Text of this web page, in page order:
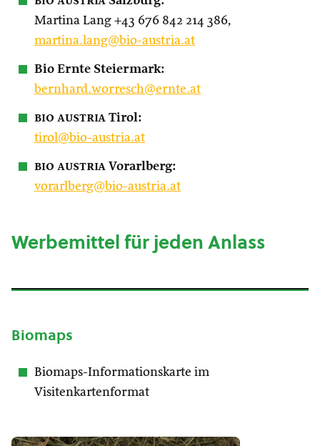
Martina Lang +43 676 842 214 386,
martina.lang@bio-austria.at
Bio Ernte Steiermark:
bernhard.worresch@ernte.at
bio austria Tirol:
tirol@bio-austria.at
bio austria Vorarlberg:
vorarlberg@bio-austria.at
Werbemittel für jeden Anlass
Biomaps
Biomaps-Informationskarte im
Visitenkartenformat